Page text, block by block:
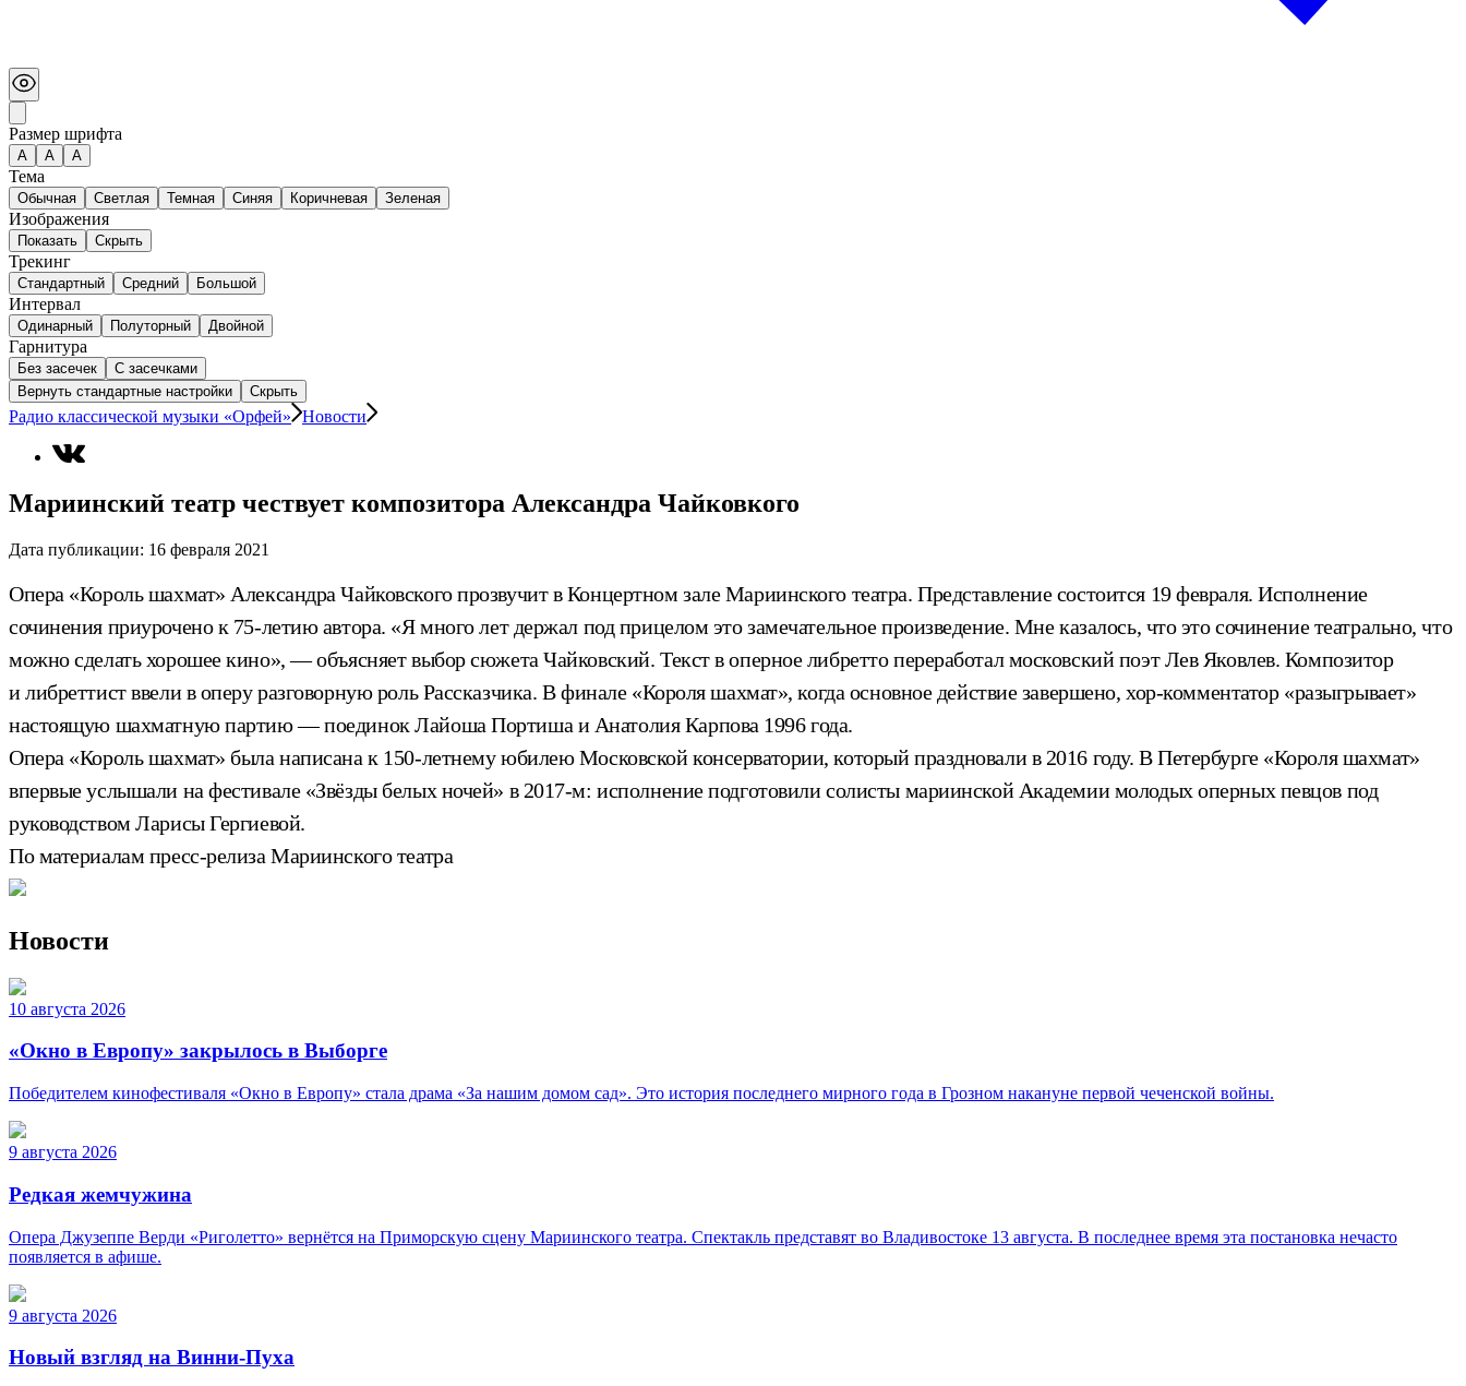
Размер шрифта
А A A
Тема
Обычная Светлая Темная Синяя Коричневая Зеленая
Изображения
Показать Скрыть
Трекинг
Стандартный Средний Большой
Интервал
Одинарный Полуторный Двойной
Гарнитура
Без засечек
С засечками
Вернуть стандартные настройки
Скрыть
Радио классической музыки «Орфей» Новости
Мариинский театр чествует композитора Александра Чайковкого
Дата публикации: 16 февраля 2021
Опера «Король шахмат» Александра Чайковского прозвучит в Концертном зале Мариинского театра. Представление состоится 19 февраля. Исполнение
сочинения приурочено к 75-летию автора. «Я много лет держал под прицелом это замечательное произведение. Мне казалось, что это сочинение театрально, что
можно сделать хорошее кино», — объясняет выбор сюжета Чайковский. Текст в оперное либретто переработал московский поэт Лев Яковлев. Композитор
и либреттист ввели в оперу разговорную роль Рассказчика. В финале «Короля шахмат», когда основное действие завершено, хор-комментатор «разыгрывает»
настоящую шахматную партию — поединок Лайоша Портиша и Анатолия Карпова 1996 года.
Опера «Король шахмат» была написана к 150-летнему юбилею Московской консерватории, который праздновали в 2016 году. В Петербурге «Короля шахмат»
впервые услышали на фестивале «Звёзды белых ночей» в 2017-м: исполнение подготовили солисты мариинской Академии молодых оперных певцов под
руководством Ларисы Гергиевой.
По материалам пресс-релиза Мариинского театра
Новости
10 августа 2026
«Окно в Европу» закрылось в Выборге
Победителем кинофестиваля «Окно в Европу» стала драма «За нашим домом сад». Это история последнего мирного года в Грозном накануне первой чеченской войны.
9 августа 2026
Редкая жемчужина
Опера Джузеппе Верди «Риголетто» вернётся на Приморскую сцену Мариинского театра. Спектакль представят во Владивостоке 13 августа. В последнее время эта постановка нечасто
появляется в афише.
9 августа 2026
Новый взгляд на Винни-Пуха